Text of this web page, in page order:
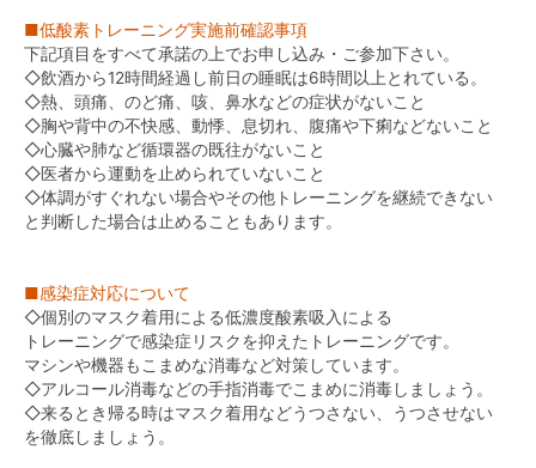
■低酸素トレーニング実施前確認事項
下記項目をすべて承諾の上でお申し込み・ご参加下さい。
◇飲酒から12時間経過し前日の睡眠は6時間以上とれている。
◇熱、頭痛、のど痛、咳、鼻水などの症状がないこと
◇胸や背中の不快感、動悸、息切れ、腹痛や下痢などないこと
◇心臓や肺など循環器の既往がないこと
◇医者から運動を止められていないこと
◇体調がすぐれない場合やその他トレーニングを継続できない
と判断した場合は止めることもあります。
■感染症対応について
◇個別のマスク着用による低濃度酸素吸入による
トレーニングで感染症リスクを抑えたトレーニングです。
マシンや機器もこまめな消毒など対策しています。
◇アルコール消毒などの手指消毒でこまめに消毒しましょう。
◇来るとき帰る時はマスク着用などうつさない、うつさせない
を徹底しましょう。